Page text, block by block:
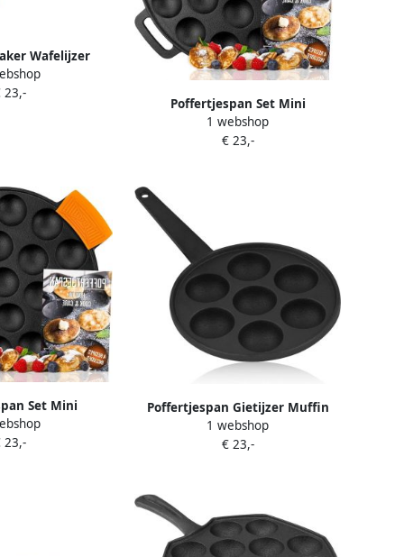
Wafelijzer
50 Gaten 655 cm
23,-
Poffertjespan Set Mini
Pannenkoekenpan Zelf Poffertjes
Maken Gietijzeren Kwaliteit 19
1 webshop
€ 23,-
Set Mini
Lekkere Snacks
Met Accessoires
23,-
Poffertjespan Gietijzer Muffin
pan Kleine koekjes bakken Met
handvat 7 vormen Zwart
1 webshop
€ 23,-